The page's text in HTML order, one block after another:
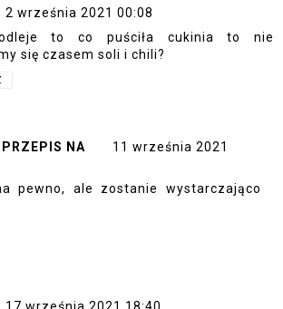
2 września 2021 00:08
to co puściła cukinia to nie
się czasem soli i chili?
PRZEPIS NA
11 września 2021
pewno, ale zostanie wystarczająco
17 września 2021 18:40